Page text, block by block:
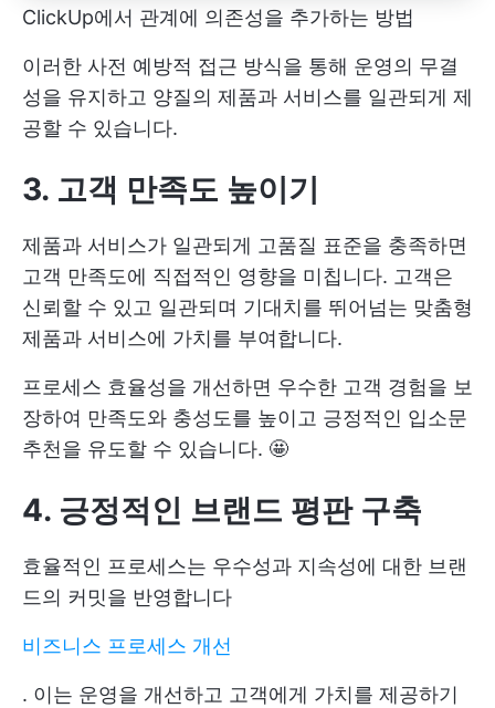
ClickUp에서 관계에 의존성을 추가하는 방법
이러한 사전 예방적 접근 방식을 통해 운영의 무결
성을 유지하고 양질의 제품과 서비스를 일관되게 제
공할 수 있습니다.
3. 고객 만족도 높이기
제품과 서비스가 일관되게 고품질 표준을 충족하면
고객 만족도에 직접적인 영향을 미칩니다. 고객은
신뢰할 수 있고 일관되며 기대치를 뛰어넘는 맞춤형
제품과 서비스에 가치를 부여합니다.
프로세스 효율성을 개선하면 우수한 고객 경험을 보
장하여 만족도와 충성도를 높이고 긍정적인 입소문
추천을 유도할 수 있습니다. 🤩
4. 긍정적인 브랜드 평판 구축
효율적인 프로세스는 우수성과 지속성에 대한 브랜
드의 커밋을 반영합니다
비즈니스 프로세스 개선
. 이는 운영을 개선하고 고객에게 가치를 제공하기